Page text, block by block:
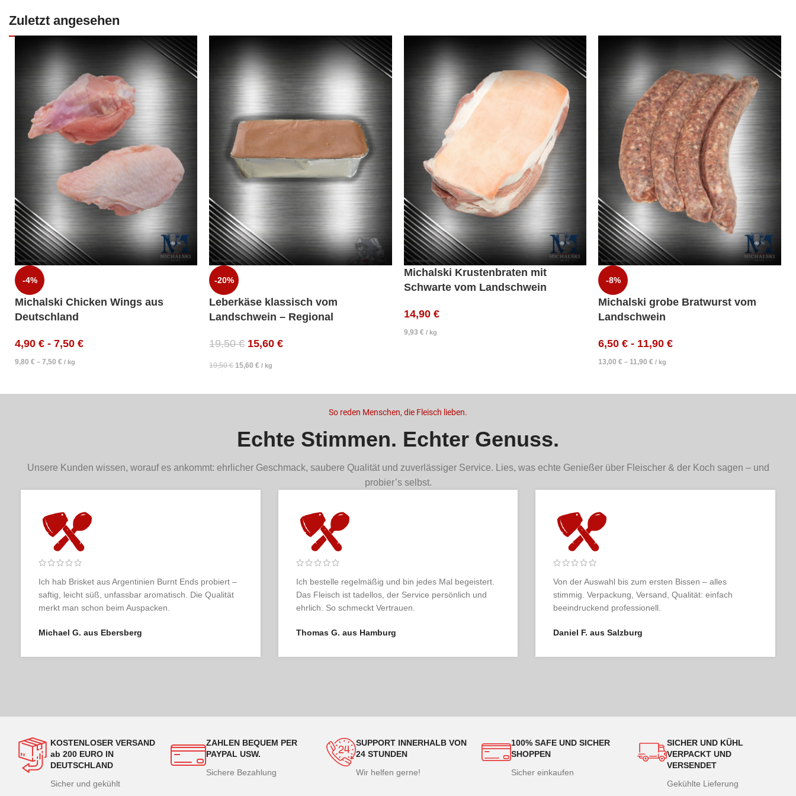
Zuletzt angesehen
-4%
Michalski Chicken Wings aus
Deutschland
4,90 € - 7,50 €
9,80 € – 7,50 € / kg
-20%
Leberkäse klassisch vom
Landschwein – Regional
19,50€ 15,60€
19,50€ 15,60€ / kg
Michalski Krustenbraten mit
Schwarte vom Landschwein
14,90 €
9,93 €/ kg
-8%
Michalski grobe Bratwurst vom
Landschwein
6,50€ - 11,90€
13,00€ – 11,90€ / kg
So reden Menschen, die Fleisch lieben.
Echte Stimmen. Echter Genuss.
Unsere Kunden wissen, worauf es ankommt: ehrlicher Geschmack, saubere Qualität und zuverlässiger Service. Lies, was echte Genießer über Fleischer & der Koch sagen – und
probier’s selbst.
Ich habe schon viele Online-Metzgereien ausprobiert,
aber keine kommt an Fleischer & der Koch heran.
Geschmacklich und optisch absolute Spitzenklasse.
Julia K. aus Berlin
Selten so ein rundes Erlebnis gehabt: übersichtlicher
Shop, hochwertige Ware, pünktliche Lieferung und
echtes Genussgefühl beim Auspacken.
Patrick R. aus Düsseldorf
Fleischer & der Koch ist für mich das Maß der Dinge.
Qualität, Service, Ästhetik – alles so, wie man es sich
als Genießer wünscht.
Karin T. aus Linz
KOSTENLOSER VERSAND
ab 200 EURO IN
DEUTSCHLAND
Sicher und gekühlt
ZAHLEN BEQUEM PER
PAYPAL USW.
Sichere Bezahlung
SUPPORT INNERHALB VON
24 STUNDEN
Wir helfen gerne!
100% SAFE UND SICHER
SHOPPEN
Sicher einkaufen
SICHER UND KÜHL
VERPACKT UND
VERSENDET
Gekühlte Lieferung